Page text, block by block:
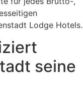
Lodge Hotels.
seine